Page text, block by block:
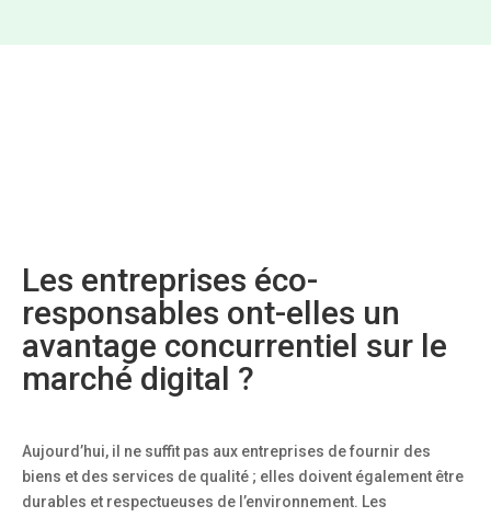
Les entreprises éco-
responsables ont-elles un
avantage concurrentiel sur le
marché digital ?
Aujourd’hui, il ne suffit pas aux entreprises de fournir des
biens et des services de qualité ; elles doivent également être
durables et respectueuses de l’environnement. Les